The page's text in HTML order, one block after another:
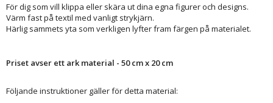
För dig som vill klippa eller skära ut dina egna figurer och designs.
Värm fast på textil med vanligt strykjärn.
Härlig sammets yta som verkligen lyfter fram färgen på materialet.
Priset avser ett ark material - 50 cm x 20 cm
Följande instruktioner gäller för detta material: